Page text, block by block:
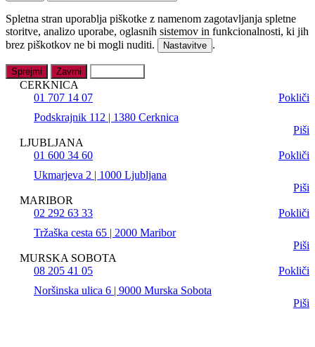
Spletna stran uporablja piškotke z namenom zagotavljanja spletne
storitve, analizo uporabe, oglasnih sistemov in funkcionalnosti, ki jih
brez piškotkov ne bi mogli nuditi.
Nastavitve .
Sprejmi Zavrni
CERKNICA
01 707 14 07
Pokliči
Podskrajnik 112 | 1380 Cerknica
Piši
LJUBLJANA
01 600 34 60
Pokliči
Ukmarjeva 2 | 1000 Ljubljana
Piši
MARIBOR
02 292 63 33
Pokliči
Tržaška cesta 65 | 2000 Maribor
Piši
MURSKA SOBOTA
08 205 41 05
Pokliči
Noršinska ulica 6 | 9000 Murska Sobota
Piši